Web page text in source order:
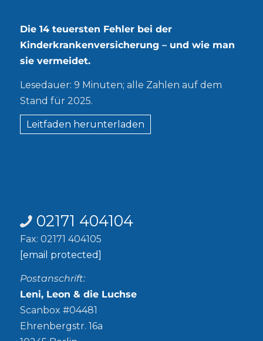
Die 14 teuersten Fehler bei der
Kinderkrankenversicherung – und wie man
sie vermeidet.
Lesedauer: 9 Minuten; alle Zahlen auf dem
Stand für 2025.
Leitfaden herunterladen
02171 404104
Fax: 02171 404105
[email protected]
Postanschrift:
Leni, Leon & die Luchse
Scanbox #04481
Ehrenbergstr. 16a